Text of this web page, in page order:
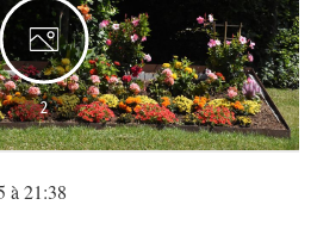
2
à 21:38